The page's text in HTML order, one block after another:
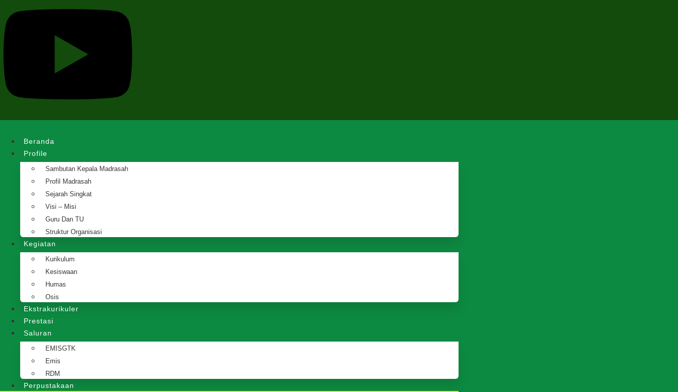
Beranda
Profile
Sambutan Kepala Madrasah
Profil Madrasah
Sejarah Singkat
Visi – Misi
Guru Dan TU
Struktur Organisasi
Kegiatan
Kurikulum
Kesiswaan
Humas
Osis
Ekstrakurikuler
Prestasi
Saluran
EMISGTK
Emis
RDM
Perpustakaan